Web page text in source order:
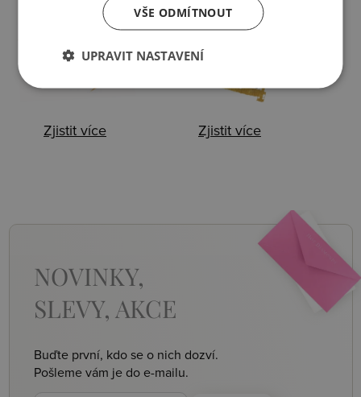
Zjistit více
Balení
Zjistit více
NOVINKY,
SLEVY, AKCE
Buďte první, kdo se o nich dozví.
Pošleme vám je do e-mailu.
VŠE ODMÍTNOUT
UPRAVIT NASTAVENÍ